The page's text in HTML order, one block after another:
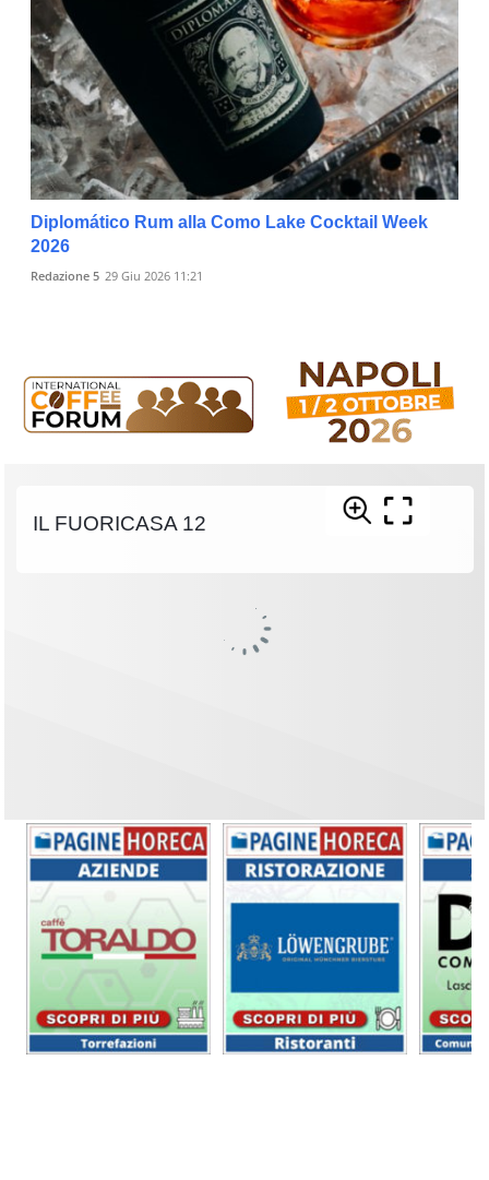
Diplomático Rum alla Como Lake Cocktail Week
2026
Redazione 5 29 Giu 2026 11:21